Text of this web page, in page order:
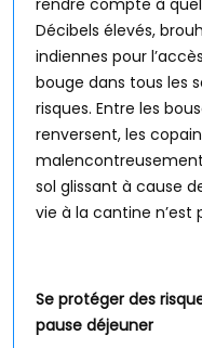
rendre compte à
Décibels élevés,
indiennes pour
bouge dans tous les
risques. Entre les
renversent, les
sol glissant à cause
vie à la cantine n’est
Se protéger des
pause déjeuner